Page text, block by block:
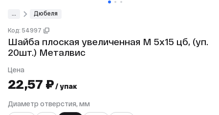
... Дюбеля
Код: 54997
Шайба плоская увеличенная М 5х15 цб, (уп.
20шт.) Металвис
Цена
22,57 ₽ / упак
Диаметр отверстия, мм